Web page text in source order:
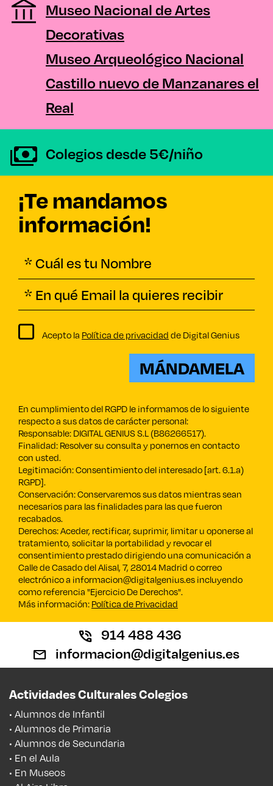
Museo Nacional de Artes
Decorativas
Museo Arqueológico Nacional
Castillo nuevo de Manzanares el
Real
Colegios desde 5€/niño
¡Te mandamos
información!
Acepto la Política de privacidad de Digital Genius
MÁNDAMELA
En cumplimiento del RGPD le informamos de lo siguiente
respecto a sus datos de carácter personal:
Responsable: DIGITAL GENIUS S.L (B86266517).
Finalidad: Resolver su consulta y ponernos en contacto
con usted.
Legitimación: Consentimiento del interesado [art. 6.1.a)
RGPD].
Conservación: Conservaremos sus datos mientras sean
necesarios para las finalidades para las que fueron
recabados.
Derechos: Aceder, rectificar, suprimir, limitar u oponerse al
tratamiento, solicitar la portabilidad y revocar el
consentimiento prestado dirigiendo una comunicación a
Calle de Casado del Alisal, 7, 28014 Madrid o correo
electrónico a informacion@digitalgenius.es incluyendo
como referencia "Ejercicio De Derechos".
Más información: Política de Privacidad
914 488 436
informacion@digitalgenius.es
Actividades Culturales Colegios
• Alumnos de Infantil
• Alumnos de Primaria
• Alumnos de Secundaria
• En el Aula
• En Museos